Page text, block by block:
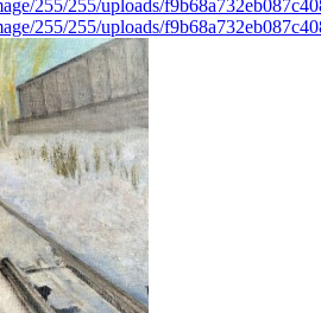
255/255/uploads/
255/255/uploads/